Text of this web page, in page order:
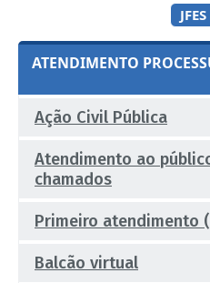
JFES
ATENDIMENTO
Ação Civil Pública
Atendimento ao
chamados
Primeiro atendimento
Balcão virtual